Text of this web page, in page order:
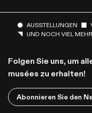
AUSSTELLUNGEN
UND NOCH VIEL MEHR
Folgen Sie uns, um
musées zu erhalten!
Abonnieren Sie den